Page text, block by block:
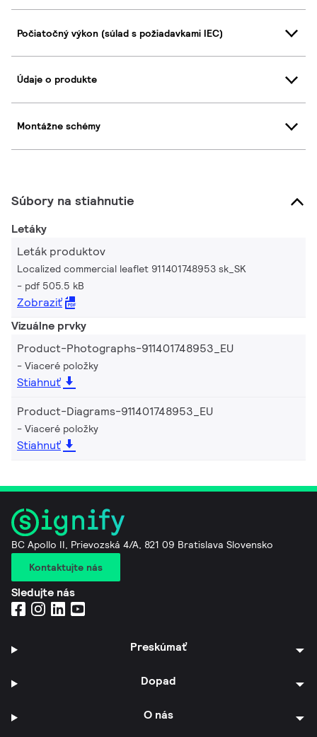
Počiatočný výkon (súlad s požiadavkami IEC)
Údaje o produkte
Montážne schémy
Súbory na stiahnutie
Letáky
Leták produktov
Localized commercial leaflet 911401748953 sk_SK
pdf 505.5 kB
Zobraziť
Vizuálne prvky
Product-Photographs-911401748953_EU
Viaceré položky
Stiahnuť
Product-Diagrams-911401748953_EU
Viaceré položky
Stiahnuť
BC Apollo II, Prievozská 4/A, 821 09 Bratislava Slovensko
Kontaktujte nás
Sledujte nás
Preskúmať
Dopad
O nás